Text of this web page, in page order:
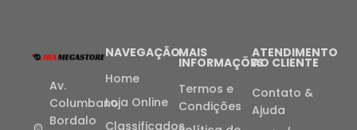
Av.
Columbano
Bordalo
NAVEGAÇÃO
Home
Loja Online
Classificados
MAIS
INFORMAÇÕES
Termos e
Condições
ATENDIMENTO
AO CLIENTE
Contato &
Ajuda